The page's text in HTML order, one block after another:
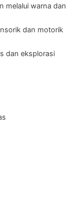
melalui warna dan
dan motorik
dan eksplorasi